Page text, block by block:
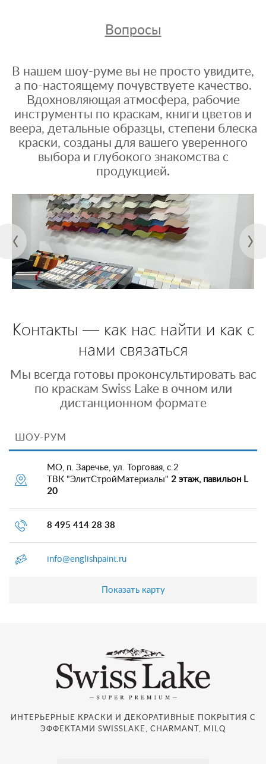
Вопросы
В нашем шоу-руме вы не просто увидите,
а по-настоящему почувствуете качество.
Вдохновляющая атмосфера, рабочие
инструменты по краскам, книги цветов и
веера, детальные образцы, степени блеска
краски, созданы для вашего уверенного
выбора и глубокого знакомства с
продукцией.
Контакты — как нас найти и как с
нами связаться
Мы всегда готовы проконсультировать вас
по краскам Swiss Lake в очном или
дистанционном формате
ШОУ-РУМ
МО, п. Заречье, ул. Торговая, с.2
ТВК "ЭлитСтройМатериалы" 2 этаж, павильон L
20
8 495 414 28 38
info@englishpaint.ru
Показать карту
ИНТЕРЬЕРНЫЕ КРАСКИ И ДЕКОРАТИВНЫЕ ПОКРЫТИЯ С
ЭФФЕКТАМИ SWISSLAKE, CHARMANT, MILQ